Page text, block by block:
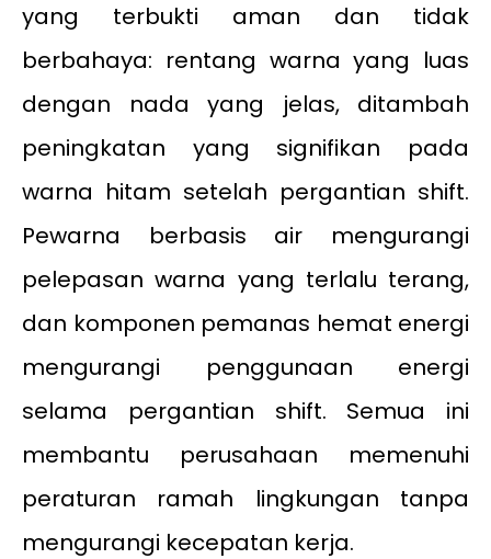
yang terbukti aman dan tidak
berbahaya: rentang warna yang luas
dengan nada yang jelas, ditambah
peningkatan yang signifikan pada
warna hitam setelah pergantian shift.
Pewarna berbasis air mengurangi
pelepasan warna yang terlalu terang,
dan komponen pemanas hemat energi
mengurangi penggunaan energi
selama pergantian shift. Semua ini
membantu perusahaan memenuhi
peraturan ramah lingkungan tanpa
mengurangi kecepatan kerja.